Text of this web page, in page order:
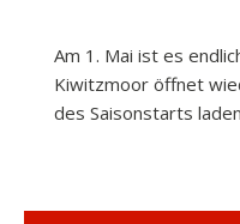
Am 1. Mai ist es
Kiwitzmoor öffnet
des Saisonstarts laden